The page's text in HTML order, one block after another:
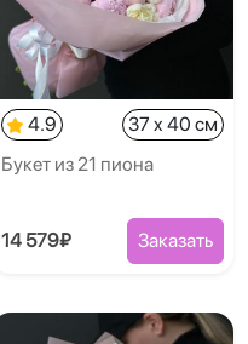
4.9
37 x 40 см
Букет из 21 пиона
14 579₽ Заказать